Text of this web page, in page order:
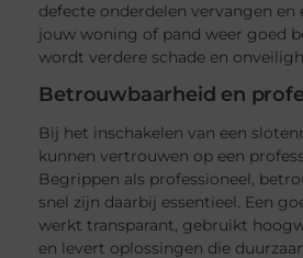
defecte onderdelen vervangen
jouw woning of pand weer goed
wordt verdere schade en
Betrouwbaarheid en
Bij het inschakelen van een
kunnen vertrouwen op een
Begrippen als professioneel,
snel zijn daarbij essentieel. Een
werkt transparant, gebruikt
en levert oplossingen die